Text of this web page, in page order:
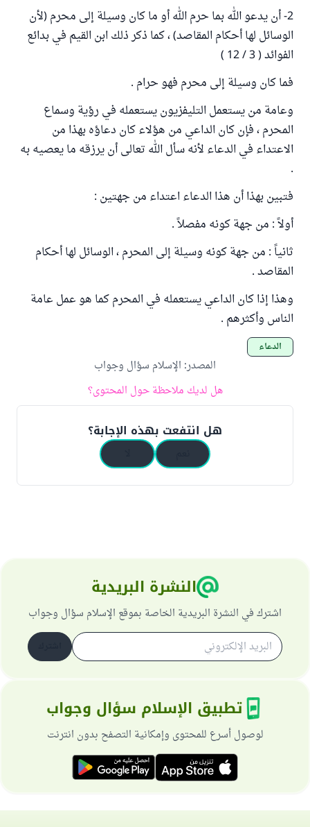
2- أن يدعو الله بما حرم الله أو ما كان وسيلة إلى محرم (لأن
الوسائل لها أحكام المقاصد) ، كما ذكر ذلك ابن القيم في بدائع
الفوائد ( 3 / 12 )
فما كان وسيلة إلى محرم فهو حرام .
وعامة من يستعمل التليفزيون يستعمله في رؤية وسماع
المحرم ، فإن كان الداعي من هؤلاء كان دعاؤه بهذا من
الاعتداء في الدعاء لأنه سأل الله تعالى أن يرزقه ما يعصيه به
.
فتبين بهذا أن هذا الدعاء اعتداء من جهتين :
أولاً : من جهة كونه مفصلاً .
ثانياً : من جهة كونه وسيلة إلى المحرم ، الوسائل لها أحكام
المقاصد .
وهذا إذا كان الداعي يستعمله في المحرم كما هو عمل عامة
الناس وأكثرهم .
الدعاء
المصدر: الإسلام سؤال وجواب
هل لديك ملاحظة حول المحتوى؟
هل انتفعت بهذه الإجابة؟
النشرة البريدية
اشترك في النشرة البريدية الخاصة بموقع الإسلام سؤال وجواب
تطبيق الإسلام سؤال وجواب
لوصول أسرع للمحتوى وإمكانية التصفح بدون انترنت